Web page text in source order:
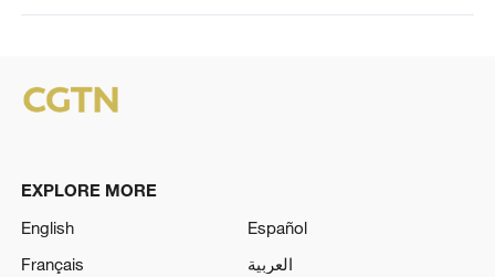
EXPLORE MORE
English
Español
Français
العربية